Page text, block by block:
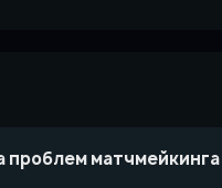
проблем матчмейкинга